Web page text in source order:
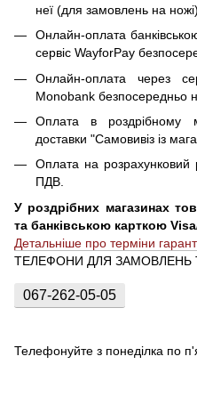
неї (для замовлень на ножі).
Онлайн-оплата
сервіс WayforPay
Онлайн-оплата через
Monobank безпосередньо
Оплата в роздрібному
доставки "Самовивіз із
Оплата на розрахунковий
ПДВ.
У роздрібних магазинах
та банківською карткою
Детальніше про терміни
ТЕЛЕФОНИ ДЛЯ ЗАМОВЛЕНЬ
067-262-05-05
Телефонуйте з понеділка по